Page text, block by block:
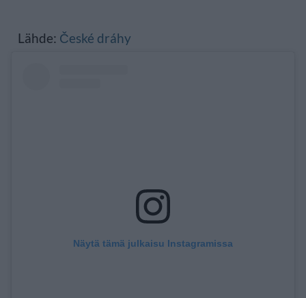
Lähde: České dráhy
Näytä tämä julkaisu Instagramissa